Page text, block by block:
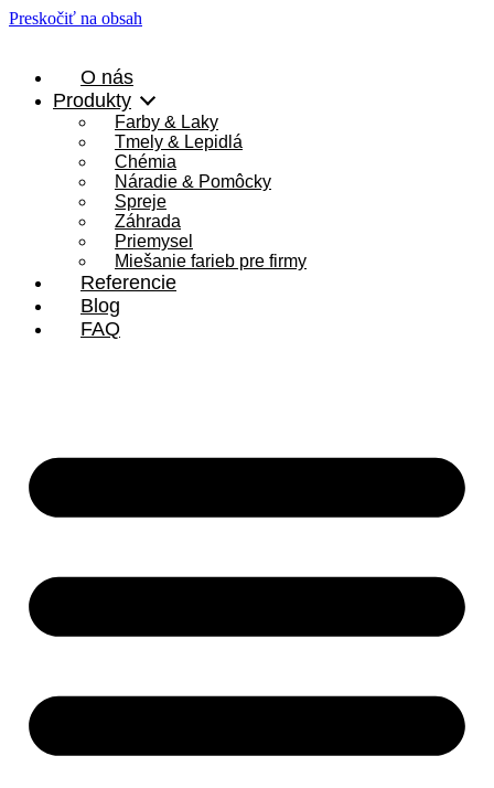
Preskočiť na obsah
O nás
Produkty
Farby & Laky
Tmely & Lepidlá
Chémia
Náradie & Pomôcky
Spreje
Záhrada
Priemysel
Miešanie farieb pre firmy
Referencie
Blog
FAQ